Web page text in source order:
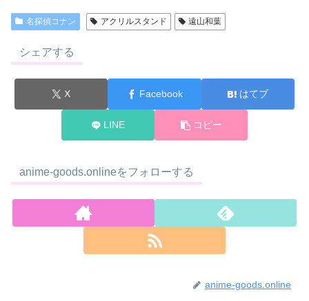
名探偵コナン アクリルスタンド 遠山和葉
シェアする
X Facebook はてブ
LINE コピー
anime-goods.onlineをフォローする
anime-goods.online